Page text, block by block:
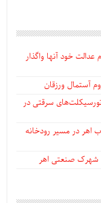
خود آنها واگذار
آستمال ورزقان
سرقتی در
اهر در مسیر رودخانه
شهرک صنعتی اهر